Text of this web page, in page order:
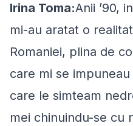
Irina Toma:Anii ’90,
mi-au aratat o
Romaniei, plina de
care mi se
care le simteam
mei chinuindu-se cu